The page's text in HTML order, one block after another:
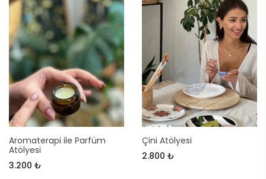
Aromaterapi ile Parfüm
Atölyesi
3.200 ₺
Çini Atölyesi
2.800 ₺